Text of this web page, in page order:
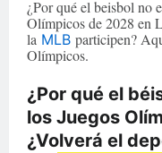
¿Por qué el beisbol no
Olímpicos de 2028 en
la MLB participen?
Olímpicos.
¿Por qué el
los Juegos
¿Volverá el